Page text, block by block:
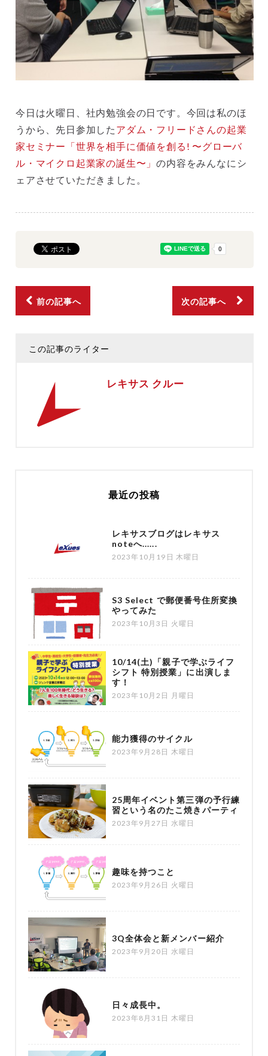
今日は火曜日、社内勉強会の日です。今回は私のほ
うから、先日参加した アダム・フリードさんの起業
家セミナー「世界を相手に価値を創る! 〜グローバ
ル・マイクロ起業家の誕生〜」の内容をみんなにシ
ェアさせていただきました。
前の記事へ 次の記事へ
この記事のライター
レキサス クルー
最近の投稿
レキサスブログはレキサス
noteへ......
2023年10月19日 木曜日
S3 Select で郵便番号住所変換
やってみた
2023年10月3日 火曜日
10/14(土)「親子で学ぶライフ
シフト 特別授業」に出演しま
す！
2023年10月2日 月曜日
能力獲得のサイクル
2023年9月28日 木曜日
25周年イベント第三弾の予行練
習という名のたこ焼きパーティ
2023年9月27日 水曜日
趣味を持つこと
2023年9月26日 火曜日
3Q全体会と新メンバー紹介
2023年9月20日 水曜日
日々成長中。
2023年8月31日 木曜日